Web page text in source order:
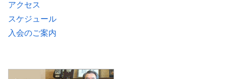
アクセス
スケジュール
入会のご案内